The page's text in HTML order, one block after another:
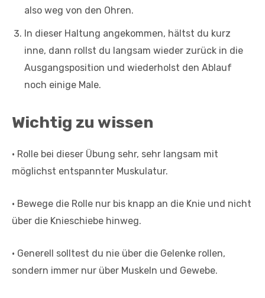
also weg von den Ohren.
In dieser Haltung angekommen, hältst du kurz
inne, dann rollst du langsam wieder zurück in die
Ausgangsposition und wiederholst den Ablauf
noch einige Male.
Wichtig zu wissen
• Rolle bei dieser Übung sehr, sehr langsam mit
möglichst entspannter Muskulatur.
• Bewege die Rolle nur bis knapp an die Knie und nicht
über die Knieschiebe hinweg.
• Generell solltest du nie über die Gelenke rollen,
sondern immer nur über Muskeln und Gewebe.